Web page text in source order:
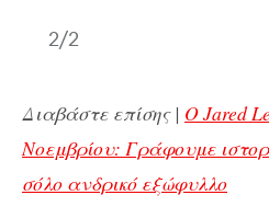
2/2
Διαβάστε επίσης | Ο Jared
Νοεμβρίου: Γράφουμε
σόλο ανδρικό εξώφυλλο